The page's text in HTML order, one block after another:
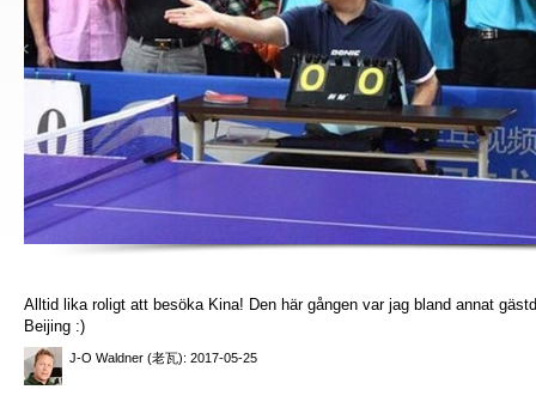
Alltid lika roligt att besöka Kina! Den här gången var jag bland annat
Beijing :)
J-O Waldner (老瓦): 2017-05-25